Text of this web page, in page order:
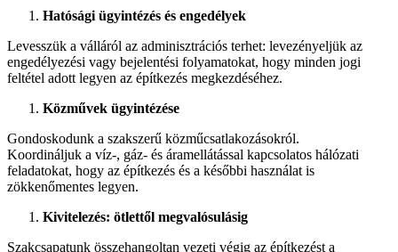
Hatósági ügyintézés és engedélyek
Levesszük a válláról az adminisztrációs terhet: levezényeljük az
engedélyezési vagy bejelentési folyamatokat, hogy minden jogi
feltétel adott legyen az építkezés megkezdéséhez.
Közművek ügyintézése
Gondoskodunk a szakszerű közműcsatlakozásokról.
Koordináljuk a víz-, gáz- és áramellátással kapcsolatos hálózati
feladatokat, hogy az építkezés és a későbbi használat is
zökkenőmentes legyen.
Kivitelezés: ötlettől megvalósulásig
Szakcsapatunk összehangoltan vezeti végig az építkezést a